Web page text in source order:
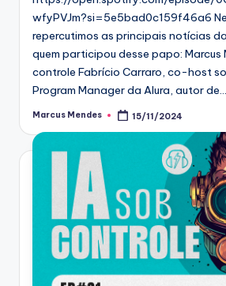
wfyPVJm?si=5e5bad0c159f46a6
repercutimos as principais notícias
quem participou desse papo: Marcus
controle Fabrício Carraro, co-host
Program Manager da Alura, autor de…
Posted
Marcus Mendes 15/11/2024